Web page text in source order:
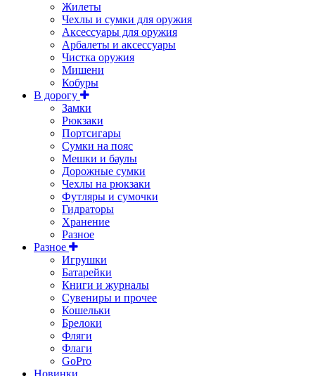
Жилеты
Чехлы и сумки для оружия
Аксессуары для оружия
Арбалеты и аксессуары
Чистка оружия
Мишени
Кобуры
В дорогу
Замки
Рюкзаки
Портсигары
Сумки на пояс
Мешки и баулы
Дорожные сумки
Чехлы на рюкзаки
Футляры и сумочки
Гидраторы
Хранение
Разное
Разное
Игрушки
Батарейки
Книги и журналы
Сувениры и прочее
Кошельки
Брелоки
Фляги
Флаги
GoPro
Новинки